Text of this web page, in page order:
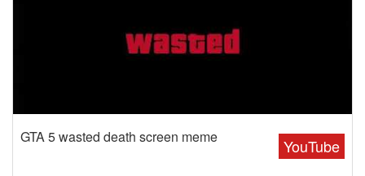
YouTube
GTA 5 wasted death screen meme